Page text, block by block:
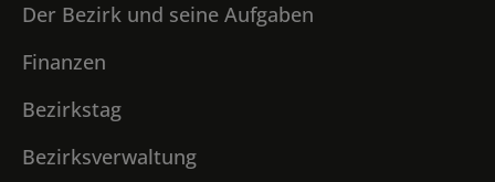
Der Bezirk und seine Aufgaben
Finanzen
Bezirkstag
Bezirksverwaltung